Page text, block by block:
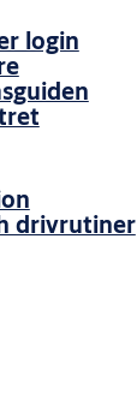
login
drivrutiner